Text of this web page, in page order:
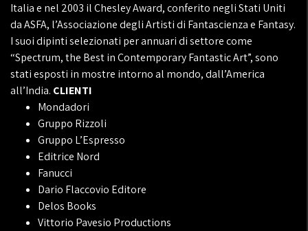
Italia e nel 2003 il Chesley Award, conferito negli Stati Uniti
da ASFA, l’Associazione degli Artisti di Fantascienza e Fantasy.
I suoi dipinti selezionati per annuari di settore come
“Spectrum, the Best in Contemporary Fantastic Art”, sono
stati esposti in mostre intorno al mondo, dall’America
all’India. CLIENTI
Mondadori
Gruppo Rizzoli
Gruppo L’Espresso
Editrice Nord
Fanucci
Dario Flaccovio Editore
Delos Books
Vittorio Pavesio Productions